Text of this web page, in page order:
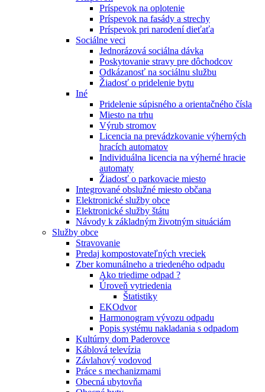
Príspevok na oplotenie
Príspevok na fasády a strechy
Príspevok pri narodení dieťaťa
Sociálne veci
Jednorázová sociálna dávka
Poskytovanie stravy pre dôchodcov
Odkázanosť na sociálnu službu
Žiadosť o pridelenie bytu
Iné
Pridelenie súpisného a orientačného čísla
Miesto na trhu
Výrub stromov
Licencia na prevádzkovanie výherných
hracích automatov
Individuálna licencia na výherné hracie
automaty
Žiadosť o parkovacie miesto
Integrované obslužné miesto občana
Elektronické služby obce
Elektronické služby štátu
Návody k základným životným situáciám
Služby obce
Stravovanie
Predaj kompostovateľných vreciek
Zber komunálneho a triedeného odpadu
Ako triedime odpad ?
Úroveň vytriedenia
Štatistiky
EKOdvor
Harmonogram vývozu odpadu
Popis systému nakladania s odpadom
Kultúrny dom Paderovce
Káblová televízia
Závlahový vodovod
Práce s mechanizmami
Obecná ubytovňa